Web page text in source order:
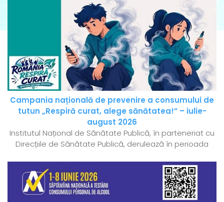
Campania națională de prevenire a consumului de
tutun „Respiră curat, alege sănătatea!” – iulie-
august 2026
Institutul Național de Sănătate Publică, în parteneriat cu
Direcțiile de Sănătate Publică, derulează în perioada